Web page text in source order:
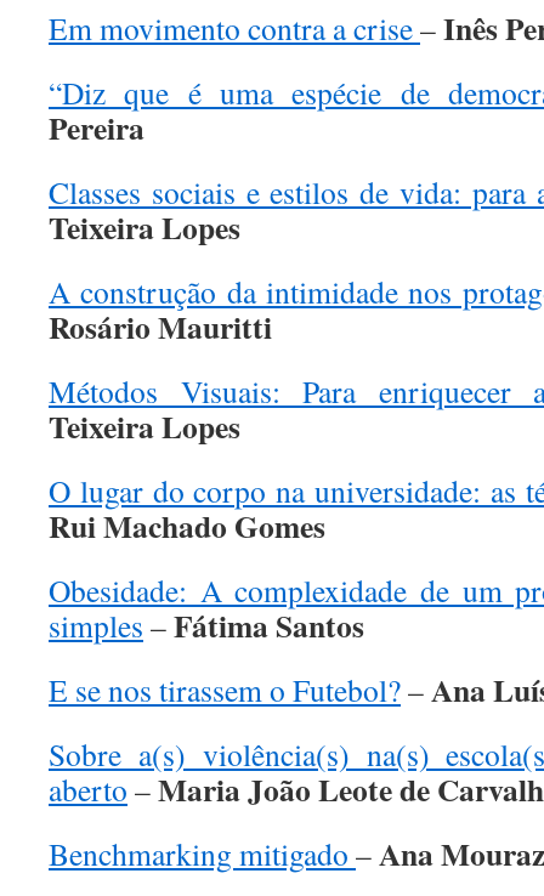
Em movimento contra a crise–Inês
“Diz que é uma espécie de
Pereira
Classes sociais e estilos de vida: para
Teixeira Lopes
A construção da intimidade nos
Rosário Mauritti
Métodos Visuais: Para enriquecer
Teixeira Lopes
O lugar do corpo na universidade: as
Rui Machado Gomes
Obesidade: A complexidade de um
simples –Fátima Santos
E se nos tirassem o Futebol?–Ana
Sobre a(s) violência(s) na(s)
aberto –Maria João Leote de
Benchmarking mitigado –Ana Mouraz